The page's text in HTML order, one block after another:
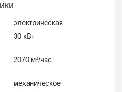
электрическая
30 кВт
2070 м³/час
механическое